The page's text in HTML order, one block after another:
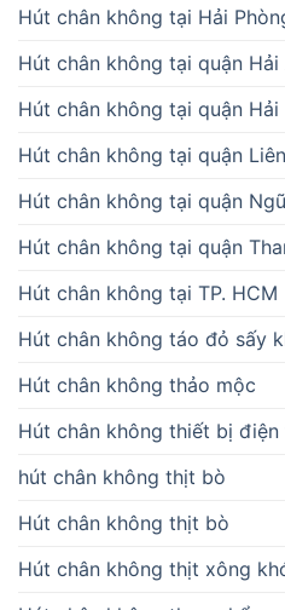
Hút chân không tại Hải
Hút chân không tại quận Hải
Hút chân không tại quận Hải
Hút chân không tại quận
Hút chân không tại quận
Hút chân không tại quận
Hút chân không tại TP. HCM
Hút chân không táo đỏ sấy
Hút chân không thảo mộc
Hút chân không thiết bị
hút chân không thịt bò
Hút chân không thịt bò
Hút chân không thịt xông